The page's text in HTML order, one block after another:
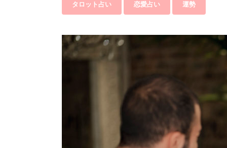
タロット占い 恋愛占い 運勢